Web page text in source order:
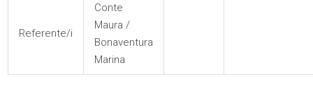
Referente/i
Conte
Maura /
Bonaventura
Marina